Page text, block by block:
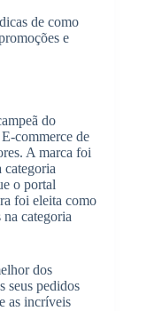
de como
e
do
commerce de
A marca foi
o portal
foi eleita como
categoria
dos
seus pedidos
as incríveis